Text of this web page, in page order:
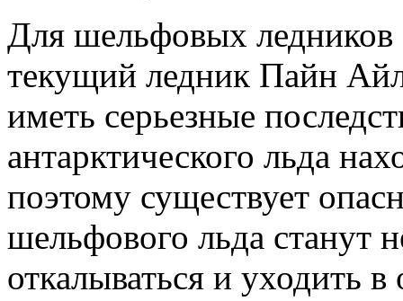
Для шельфовых ледников
текущий ледник Пайн
иметь серьезные
антарктического льда
поэтому существует
шельфового льда станут
откалываться и уходить